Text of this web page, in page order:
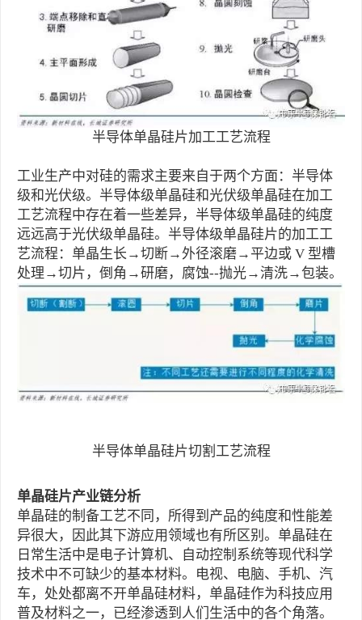
半导体单晶硅片加工工艺流程
工业生产中对硅的需求主要来自于两个方面：半导体
级和光伏级。半导体级单晶硅和光伏级单晶硅在加工
工艺流程中存在着一些差异，半导体级单晶硅的纯度
远远高于光伏级单晶硅。半导体级单晶硅片的加工工
艺流程：单晶生长→切断→外径滚磨→平边或 V 型槽
处理→切片，倒角→研磨，腐蚀--抛光→清洗→包装。
半导体单晶硅片切割工艺流程
单晶硅片产业链分析
单晶硅的制备工艺不同，所得到产品的纯度和性能差
异很大，因此其下游应用领域也有所区别。单晶硅在
日常生活中是电子计算机、自动控制系统等现代科学
技术中不可缺少的基本材料。电视、电脑、手机、汽
车，处处都离不开单晶硅材料，单晶硅作为科技应用
普及材料之一，已经渗透到人们生活中的各个角落。